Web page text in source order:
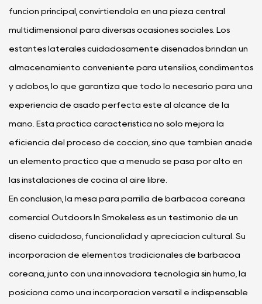
función principal, convirtiéndola en una pieza central
multidimensional para diversas ocasiones sociales. Los
estantes laterales cuidadosamente diseñados brindan un
almacenamiento conveniente para utensilios, condimentos
y adobos, lo que garantiza que todo lo necesario para una
experiencia de asado perfecta esté al alcance de la
mano. Esta práctica característica no sólo mejora la
eficiencia del proceso de cocción, sino que también añade
un elemento práctico que a menudo se pasa por alto en
las instalaciones de cocina al aire libre.
En conclusión, la mesa para parrilla de barbacoa coreana
comercial Outdoors In Smokeless es un testimonio de un
diseño cuidadoso, funcionalidad y apreciación cultural. Su
incorporación de elementos tradicionales de barbacoa
coreana, junto con una innovadora tecnología sin humo, la
posiciona como una incorporación versátil e indispensable